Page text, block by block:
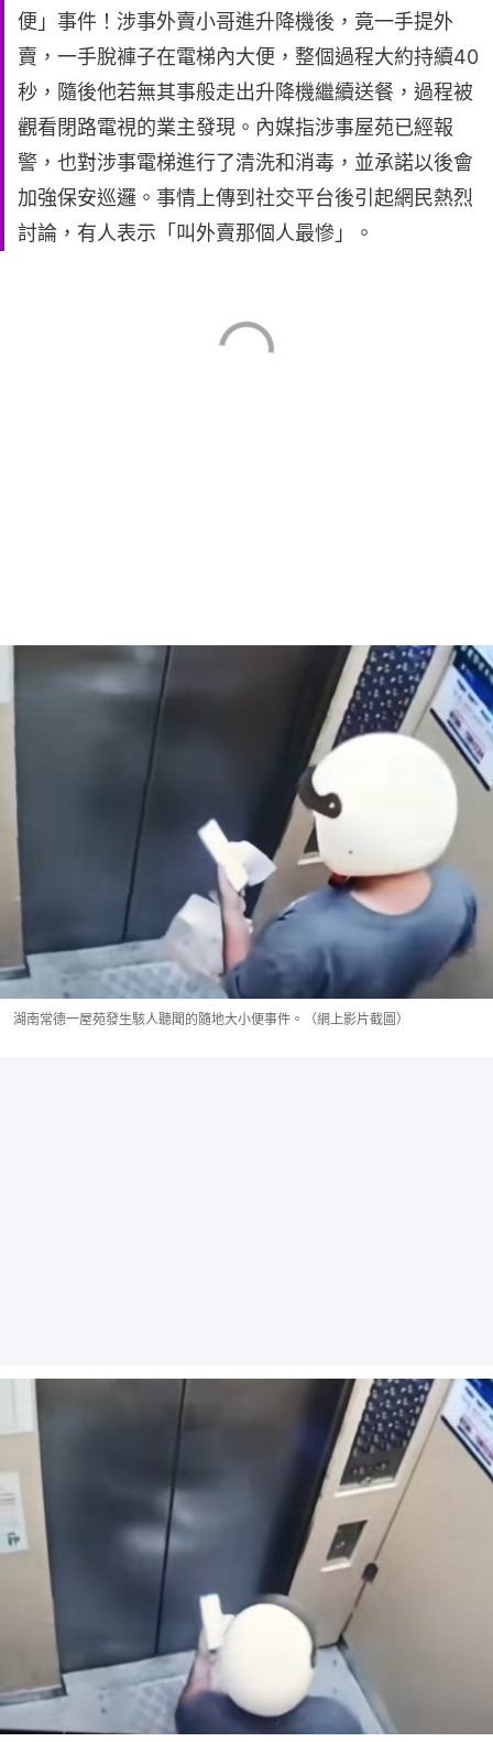
便」事件！涉事外賣小哥進升降機後，竟一手提外
賣，一手脫褲子在電梯內大便，整個過程大約持續40
秒，隨後他若無其事般走出升降機繼續送餐，過程被
觀看閉路電視的業主發現。內媒指涉事屋苑已經報
警，也對涉事電梯進行了清洗和消毒，並承諾以後會
加強保安巡邏。事情上傳到社交平台後引起網民熱烈
討論，有人表示「叫外賣那個人最慘」。
湖南常德一屋苑發生駭人聽聞的隨地大小便事件。（網上影片截圖）